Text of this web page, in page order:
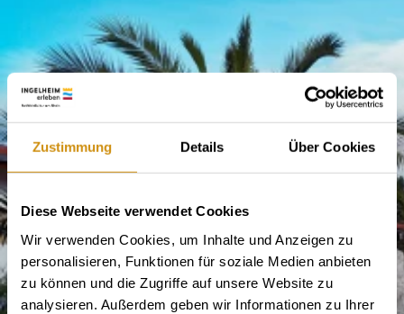
Zustimmung Details Über Cookies
Diese Webseite verwendet Cookies
Wir verwenden Cookies, um Inhalte und Anzeigen zu
personalisieren, Funktionen für soziale Medien anbieten
zu können und die Zugriffe auf unsere Website zu
analysieren. Außerdem geben wir Informationen zu Ihrer